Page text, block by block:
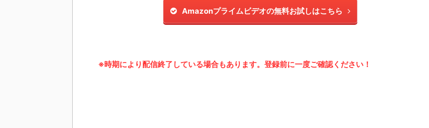
Amazonプライムビデオの無料お試しはこちら
※時期により配信終了している場合もあります。登録前に一度ご確認ください！